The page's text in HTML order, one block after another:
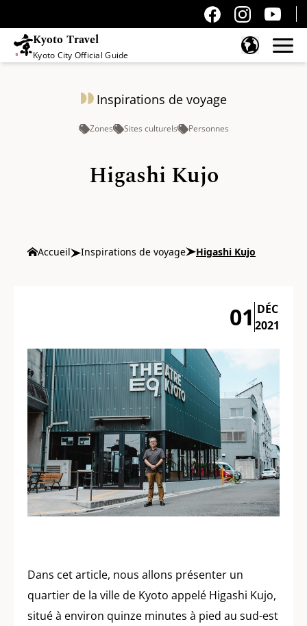
Kyoto Travel
Kyoto City Official Guide
Inspirations de voyage
Zones Sites culturels Personnes
Higashi Kujo
Accueil Inspirations de voyage Higashi Kujo
01 DÉC
2021
Dans cet article, nous allons présenter un
quartier de la ville de Kyoto appelé Higashi Kujo,
situé à environ quinze minutes à pied au sud-est